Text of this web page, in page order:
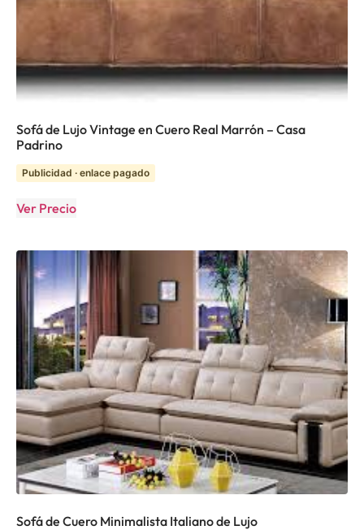
Sofá de Lujo Vintage en Cuero Real Marrón – Casa
Padrino
Publicidad · enlace pagado
Ver Precio
Sofá de Cuero Minimalista Italiano de Lujo